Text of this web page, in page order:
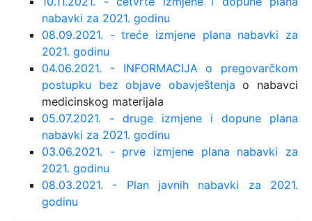
nabavki za 2021. godinu
08.09.2021. - treće izmjene plana nabavki za
2021. godinu
04.06.2021. - INFORMACIJA o pregovarčkom
postupku bez objave obavještenja o nabavci
medicinskog materijala
05.07.2021. - druge izmjene i dopune plana
nabavki za 2021. godinu
03.06.2021. - prve izmjene plana nabavki za
2021. godinu
08.03.2021. - Plan javnih nabavki za 2021.
godinu